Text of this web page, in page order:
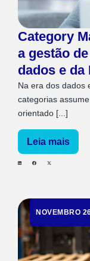
Category
a gestão
dados e da
Na era dos dados
categorias
orientado [...]
Leia mais
NOVEMBRO